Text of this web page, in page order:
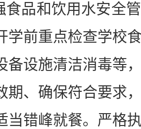
和饮用水安全管
学前重点检查学校
备设施清洁消毒等
期、确保符合要求
当错峰就餐。严格